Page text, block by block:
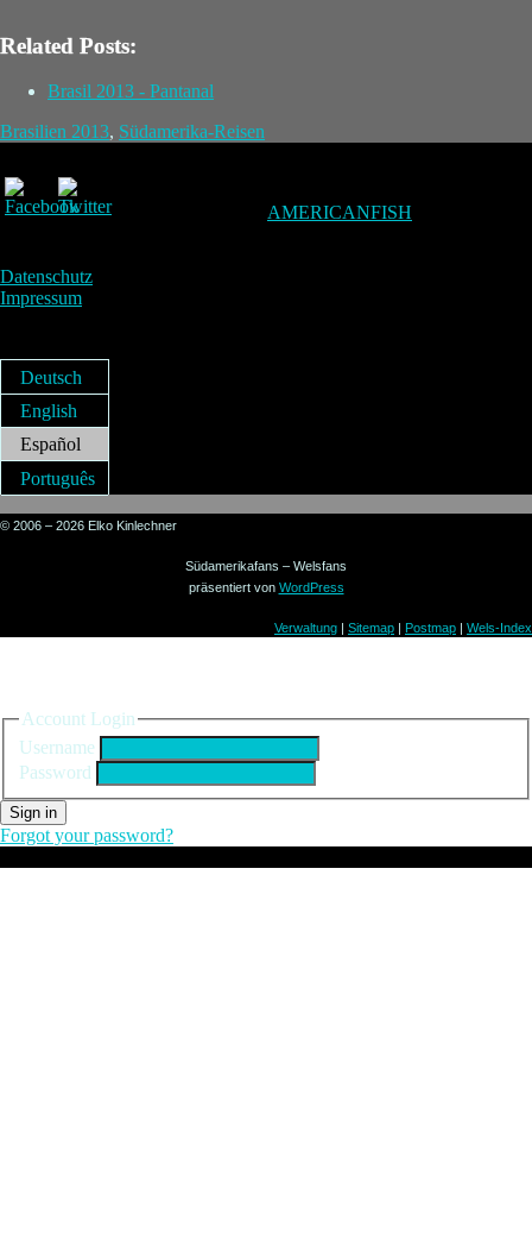
Related Posts:
Brasil 2013 - Pantanal
Brasilien 2013, Südamerika-Reisen
AMERICANFISH
Datenschutz
Impressum
Deutsch
English
Español
Português
© 2006 – 2026 Elko Kinlechner
Südamerikafans – Welsfans
präsentiert von WordPress
Verwaltung Sitemap Postmap Wels-Index
Account Login
Username
Password
Sign in
Forgot your password?